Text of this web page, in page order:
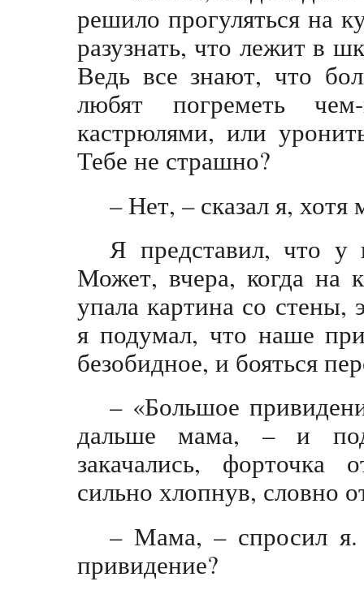
решило прогуляться на
разузнать, что лежит в
Ведь все знают, что
любят погреметь
кастрюлями, или
Тебе не страшно?
– Нет, – сказал я,
Я представил, что у
Может, вчера, когда на
упала картина со
я подумал, что наше
безобидное, и бояться
– «Большое
дальше мама, – и
закачались, форточка
сильно хлопнув, словно
– Мама, – спросил
привидение?